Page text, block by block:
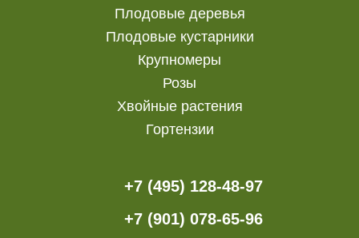
Плодовые деревья
Плодовые кустарники
Крупномеры
Розы
Хвойные растения
Гортензии
+7 (495) 128-48-97
+7 (901) 078-65-96